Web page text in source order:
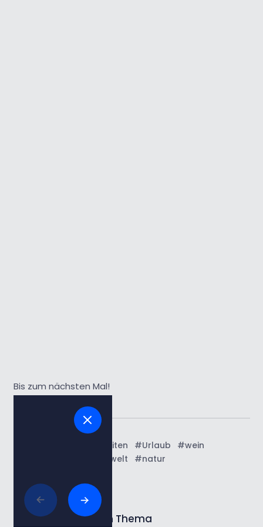
Bis zum nächsten Mal!
#Naturschönheiten #Urlaub
#wein
#Natur und umwelt
#natur
Lesen Sie mehr zum Thema